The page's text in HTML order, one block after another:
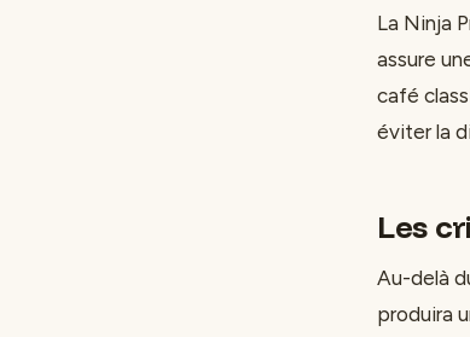
La Ninja
assure
café
éviter la
Les
Au-delà
produira